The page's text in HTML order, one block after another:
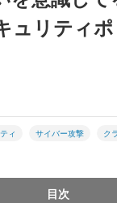
ュリティ
ィ サイバー攻撃 ク
目次